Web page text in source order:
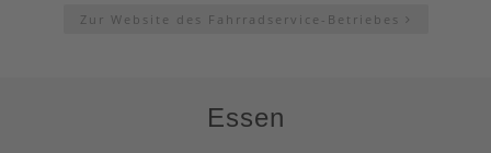
Zur Website des Fahrradservice-Betriebes
Essen